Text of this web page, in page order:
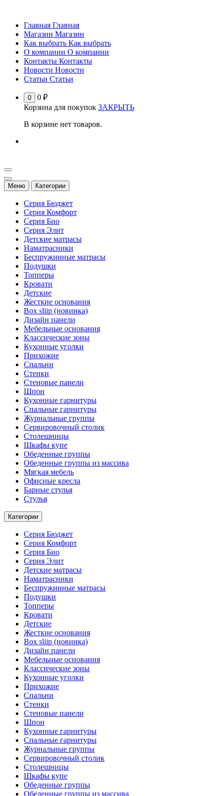
содержимому
Главная Главная
Магазин Магазин
Как выбрать Как выбрать
О компании О компании
Контакты Контакты
Новости Новости
Статьи Статьи
0 0 ₽
Корзина для покупок ЗАКРЫТЬ
В корзине нет товаров.
Меню Категории
Серия Бюджет
Серия Комфорт
Серия Био
Серия Элит
Детские матрасы
Наматрасники
Беспружинные матрасы
Подушки
Топперы
Кровати
Детские
Жесткие основания
Box sliip (новинка)
Дизайн панели
Мебельные основания
Классические зоны
Кухонные уголки
Прихожие
Спальни
Стенки
Стеновые панели
Шпон
Кухонные гарнитуры
Спальные гарнитуры
Журнальные группы
Сервировочный столик
Столешницы
Шкафы купе
Обеденные группы
Обеденные группы из массива
Мягкая мебель
Офисные кресла
Барные стулья
Стулья
Категории
Серия Бюджет
Серия Комфорт
Серия Био
Серия Элит
Детские матрасы
Наматрасники
Беспружинные матрасы
Подушки
Топперы
Кровати
Детские
Жесткие основания
Box sliip (новинка)
Дизайн панели
Мебельные основания
Классические зоны
Кухонные уголки
Прихожие
Спальни
Стенки
Стеновые панели
Шпон
Кухонные гарнитуры
Спальные гарнитуры
Журнальные группы
Сервировочный столик
Столешницы
Шкафы купе
Обеденные группы
Обеденные группы из массива